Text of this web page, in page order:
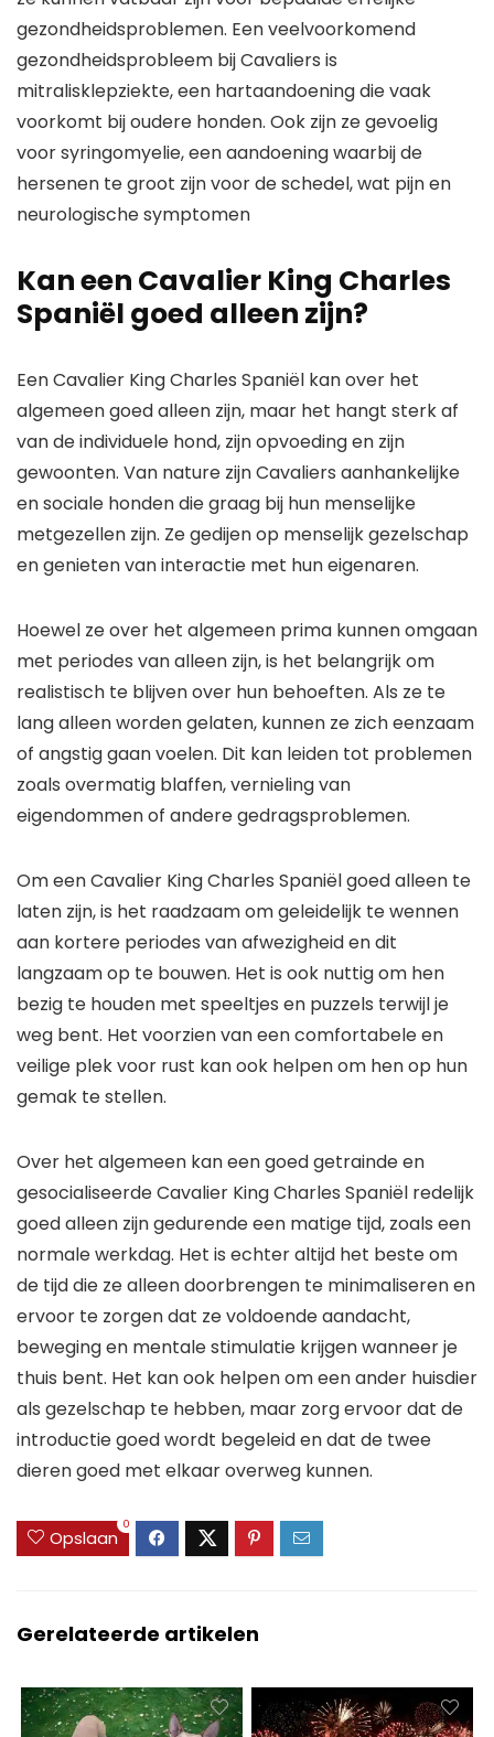
gezondheidsproblemen. Een veelvoorkomend
gezondheidsprobleem bij Cavaliers is
mitralisklepziekte, een hartaandoening die vaak
voorkomt bij oudere honden. Ook zijn ze gevoelig
voor syringomyelie, een aandoening waarbij de
hersenen te groot zijn voor de schedel, wat pijn en
neurologische symptomen
Kan een Cavalier King Charles
Spaniël goed alleen zijn?
Een Cavalier King Charles Spaniël kan over het
algemeen goed alleen zijn, maar het hangt sterk af
van de individuele hond, zijn opvoeding en zijn
gewoonten. Van nature zijn Cavaliers aanhankelijke
en sociale honden die graag bij hun menselijke
metgezellen zijn. Ze gedijen op menselijk gezelschap
en genieten van interactie met hun eigenaren.
Hoewel ze over het algemeen prima kunnen omgaan
met periodes van alleen zijn, is het belangrijk om
realistisch te blijven over hun behoeften. Als ze te
lang alleen worden gelaten, kunnen ze zich eenzaam
of angstig gaan voelen. Dit kan leiden tot problemen
zoals overmatig blaffen, vernieling van
eigendommen of andere gedragsproblemen.
Om een Cavalier King Charles Spaniël goed alleen te
laten zijn, is het raadzaam om geleidelijk te wennen
aan kortere periodes van afwezigheid en dit
langzaam op te bouwen. Het is ook nuttig om hen
bezig te houden met speeltjes en puzzels terwijl je
weg bent. Het voorzien van een comfortabele en
veilige plek voor rust kan ook helpen om hen op hun
gemak te stellen.
Over het algemeen kan een goed getrainde en
gesocialiseerde Cavalier King Charles Spaniël redelijk
goed alleen zijn gedurende een matige tijd, zoals een
normale werkdag. Het is echter altijd het beste om
de tijd die ze alleen doorbrengen te minimaliseren en
ervoor te zorgen dat ze voldoende aandacht,
beweging en mentale stimulatie krijgen wanneer je
thuis bent. Het kan ook helpen om een ander huisdier
als gezelschap te hebben, maar zorg ervoor dat de
introductie goed wordt begeleid en dat de twee
dieren goed met elkaar overweg kunnen.
Opslaan
0
Gerelateerde artikelen